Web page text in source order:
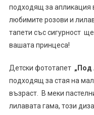
подходящ за апликация
любимите розови и
тапети със сигурност
вашата принцеса!
Детски фототапет „Под
подходящ за стая на
възраст. В меки
лилавата гама, този